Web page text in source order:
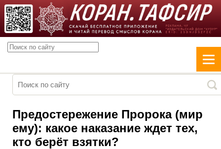
Предостережение Пророка (мир
ему): какое наказание ждет тех,
кто берёт взятки?